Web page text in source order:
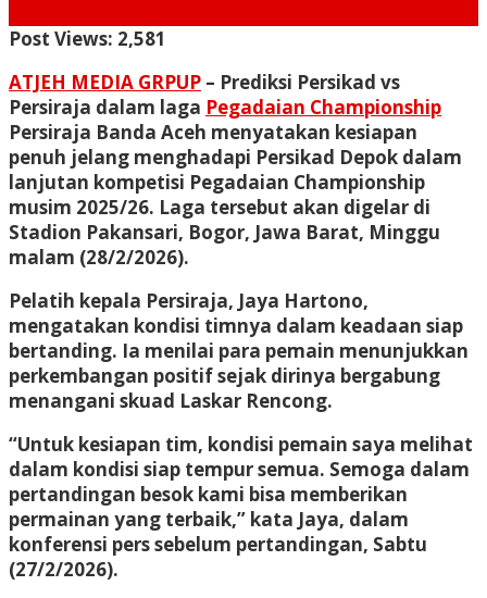
Post Views: 2,581
ATJEH MEDIA GRPUP – Prediksi Persikad vs
Persiraja dalam laga Pegadaian Championship
Persiraja Banda Aceh menyatakan kesiapan
penuh jelang menghadapi Persikad Depok dalam
lanjutan kompetisi Pegadaian Championship
musim 2025/26. Laga tersebut akan digelar di
Stadion Pakansari, Bogor, Jawa Barat, Minggu
malam (28/2/2026).
Pelatih kepala Persiraja, Jaya Hartono,
mengatakan kondisi timnya dalam keadaan siap
bertanding. Ia menilai para pemain menunjukkan
perkembangan positif sejak dirinya bergabung
menangani skuad Laskar Rencong.
“Untuk kesiapan tim, kondisi pemain saya melihat
dalam kondisi siap tempur semua. Semoga dalam
pertandingan besok kami bisa memberikan
permainan yang terbaik,” kata Jaya, dalam
konferensi pers sebelum pertandingan, Sabtu
(27/2/2026).